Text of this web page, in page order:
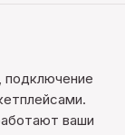
подключение
ваши